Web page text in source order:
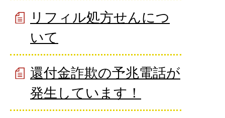
リフィル処方せんにつ
いて
還付金詐欺の予兆電話が
発生しています！